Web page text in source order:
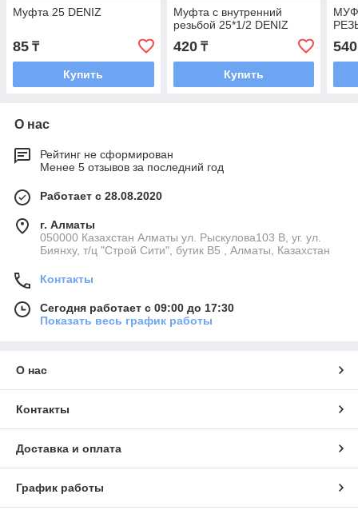
Муфта 25 DENIZ
85 ₸
Купить
Муфта с внутренний
резьбой 25*1/2 DENIZ
420₸
Купить
540
О нас
Рейтинг не сформирован
Менее 5 отзывов за последний год
Работает с 28.08.2020
г. Алматы
050000 Казахстан Алматы ул. Рыскулова103 В, уг. ул.
Биянху, т/ц "Строй Сити", бутик В5 , Алматы, Казахстан
Контакты
Сегодня работает с 09:00 до 17:30
Показать весь график работы
О нас
Контакты
Доставка и оплата
График работы